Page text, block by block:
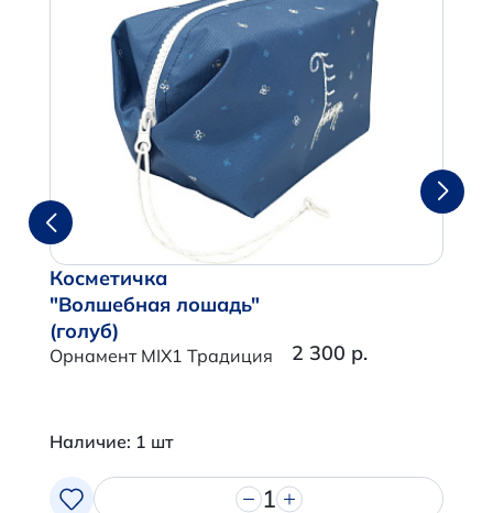
Косметичка
"Волшебная лошадь"
(голуб)
Орнамент MIX1 Традиция 2 300 р.
Наличие: 1 шт
1